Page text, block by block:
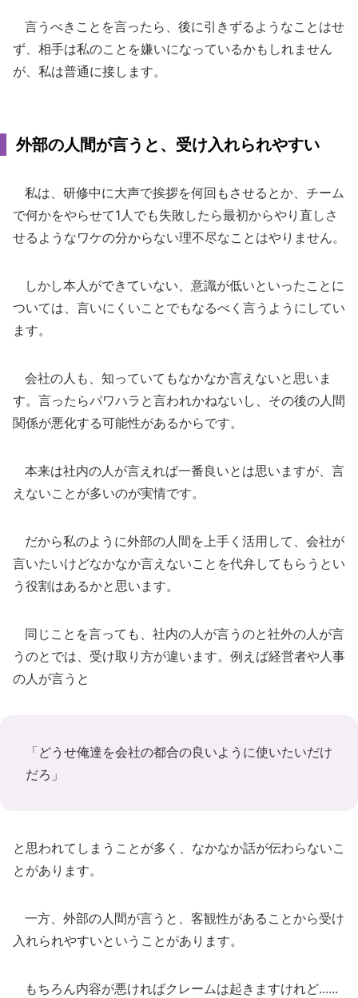
言うべきことを言ったら、後に引きずるようなことはせ
ず、相手は私のことを嫌いになっているかもしれません
が、私は普通に接します。
外部の人間が言うと、受け入れられやすい
私は、研修中に大声で挨拶を何回もさせるとか、チーム
で何かをやらせて1人でも失敗したら最初からやり直しさ
せるようなワケの分からない理不尽なことはやりません。
しかし本人ができていない、意識が低いといったことに
ついては、言いにくいことでもなるべく言うようにしてい
ます。
会社の人も、知っていてもなかなか言えないと思いま
す。言ったらパワハラと言われかねないし、その後の人間
関係が悪化する可能性があるからです。
本来は社内の人が言えれば一番良いとは思いますが、言
えないことが多いのが実情です。
だから私のように外部の人間を上手く活用して、会社が
言いたいけどなかなか言えないことを代弁してもらうとい
う役割はあるかと思います。
同じことを言っても、社内の人が言うのと社外の人が言
うのとでは、受け取り方が違います。例えば経営者や人事
の人が言うと
「どうせ俺達を会社の都合の良いように使いたいだけ
だろ」
と思われてしまうことが多く、なかなか話が伝わらないこ
とがあります。
一方、外部の人間が言うと、客観性があることから受け
入れられやすいということがあります。
もちろん内容が悪ければクレームは起きますけれど......